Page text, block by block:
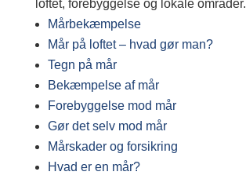
loftet, forebyggelse og lokale områder.
Mårbekæmpelse
Mår på loftet – hvad gør man?
Tegn på mår
Bekæmpelse af mår
Forebyggelse mod mår
Gør det selv mod mår
Mårskader og forsikring
Hvad er en mår?